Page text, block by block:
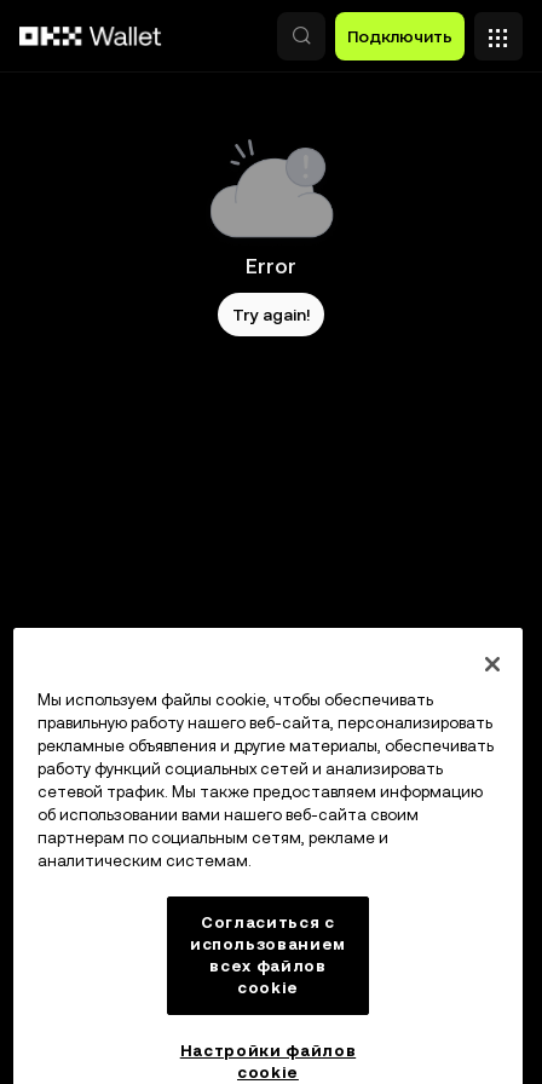
Подключить
Error
Try again!
Мы используем файлы cookie, чтобы обеспечивать
правильную работу нашего веб-сайта, персонализировать
рекламные объявления и другие материалы, обеспечивать
работу функций социальных сетей и анализировать
сетевой трафик. Мы также предоставляем информацию
об использовании вами нашего веб-сайта своим
партнерам по социальным сетям, рекламе и
аналитическим системам.
Согласиться с
использованием
всех файлов
cookie
Настройки файлов
cookie